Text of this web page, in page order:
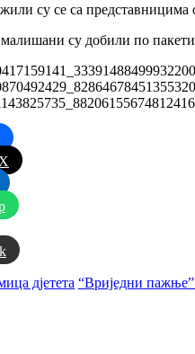
су се са представницима
малишани су добили по
дјетета “Вриједни пажње”